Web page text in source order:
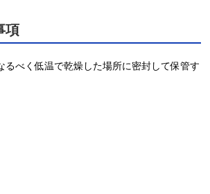
項
るべく低温で乾燥した場所に密封して保管す